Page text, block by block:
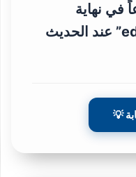
في نهاية
الكلمات التي تنتهي بـ “-ed” عند الحديث
💡